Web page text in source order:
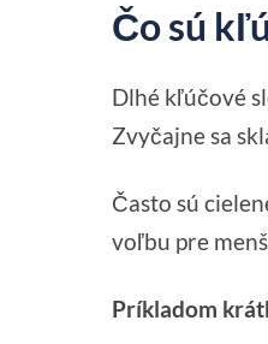
Čo sú
Dlhé kľúčové
Zvyčajne sa
Často sú
voľbu pre
Príkladom